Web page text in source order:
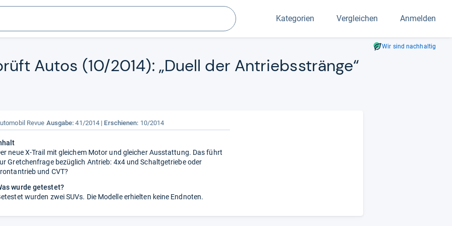
Suchen
Kategorien Vergleichen Anmelden
Wir sind nachhaltig
Autos (10/2014): „Duell der Antriebss­tränge“
Revue Ausgabe:41/2014 Erschienen: 10/2014
neue X-Trail mit gleichem Motor und gleicher Ausstattung. Das führt
Gretchenfrage bezüglich Antrieb: 4x4 und Schaltgetriebe oder
und CVT?
wurde getestet?
wurden zwei SUVs. Die Modelle erhielten keine Endnoten.